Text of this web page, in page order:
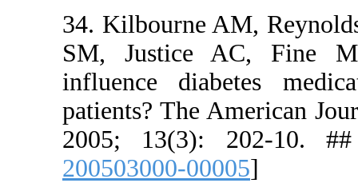
34.
SM,
influence
patients?
2005;